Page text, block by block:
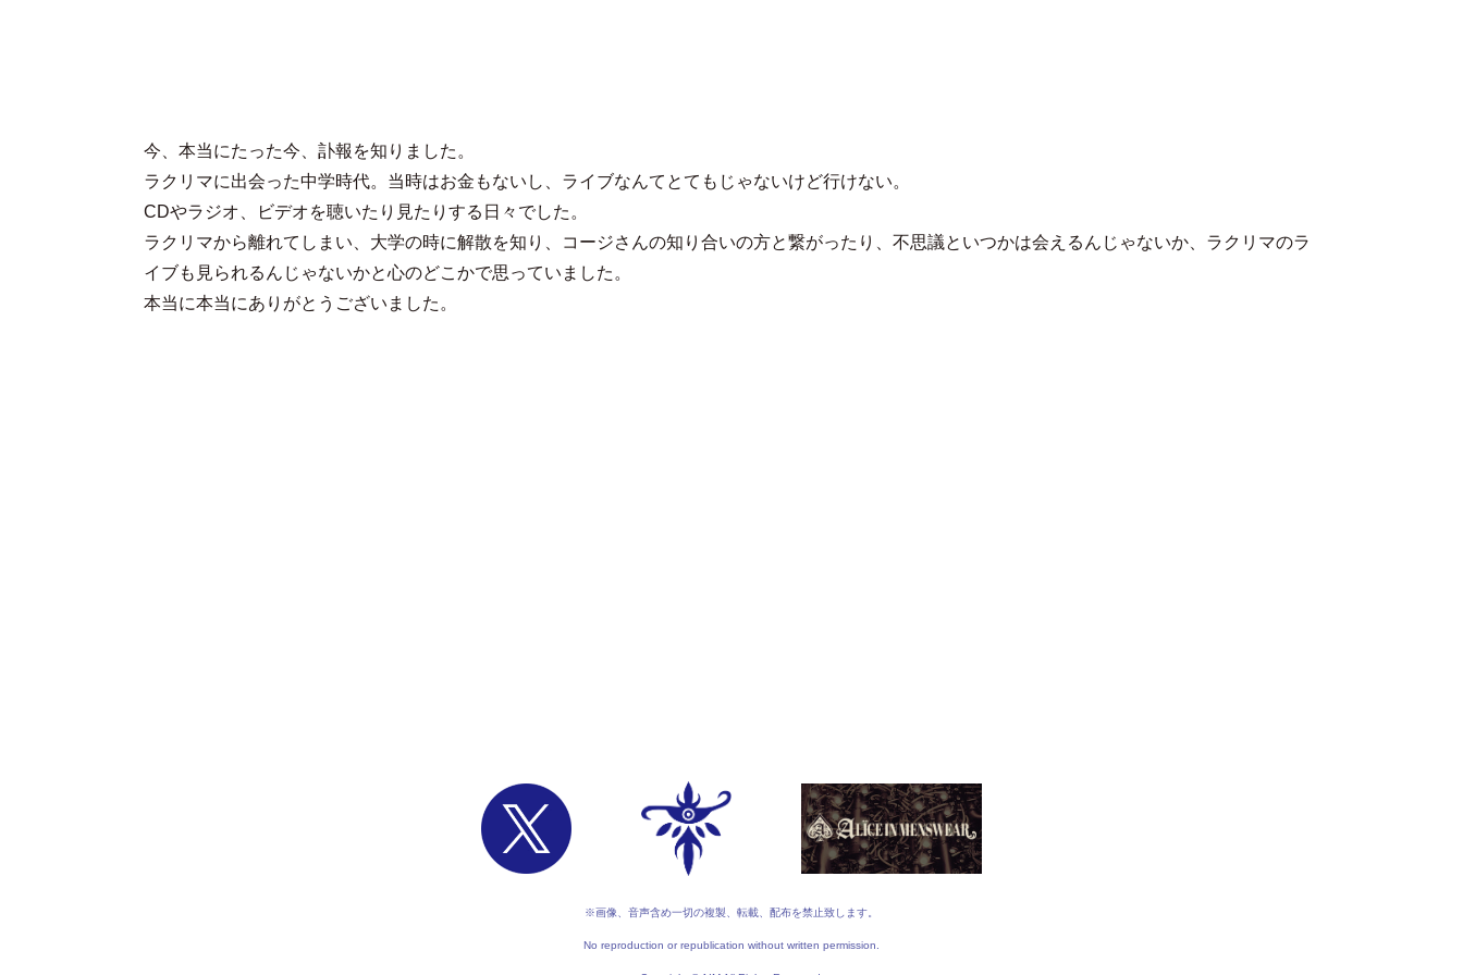
今、本当にたった今、訃報を知りました。
ラクリマに出会った中学時代。当時はお金もないし、ライブなんてとてもじゃないけど行けない。
CDやラジオ、ビデオを聴いたり見たりする日々でした。
ラクリマから離れてしまい、大学の時に解散を知り、コージさんの知り合いの方と繋がったり、不思議といつかは会えるんじゃないか、ラクリマのラ
イブも見られるんじゃないかと心のどこかで思っていました。
本当に本当にありがとうございました。
※画像、音声含め一切の複製、転載、配布を禁止致します。
No reproduction or republication without written permission.